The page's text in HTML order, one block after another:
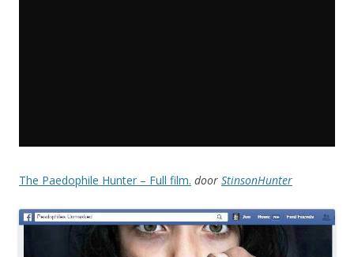
The Paedophile Hunter – Full film. door StinsonHunter